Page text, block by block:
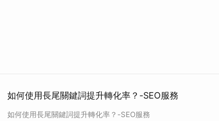
如何使用長尾關鍵詞提升轉化率？-SEO服務
如何使用長尾關鍵詞提升轉化率？-SEO服務